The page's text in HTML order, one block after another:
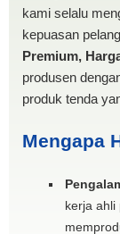
kami selalu
kepuasan
Premium,
produsen
produk tenda
Mengapa
kerja ahli